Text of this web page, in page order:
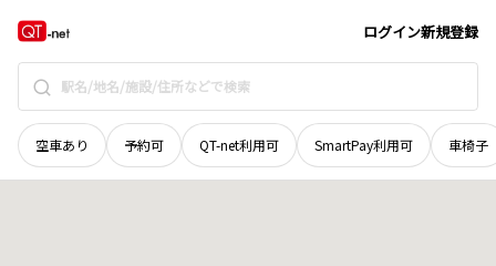
ログイン新規登録
空車あり 予約可 QT-net利用可 SmartPay利用可 車椅子
岡山県